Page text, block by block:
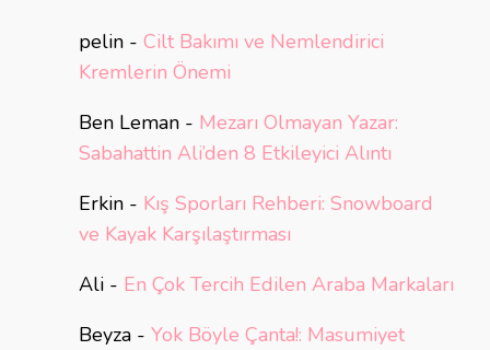
pelin - Cilt Bakımı ve Nemlendirici
Kremlerin Önemi
Ben Leman - Mezarı Olmayan Yazar:
Sabahattin Ali’den 8 Etkileyici Alıntı
Erkin - Kış Sporları Rehberi: Snowboard
ve Kayak Karşılaştırması
Ali - En Çok Tercih Edilen Araba Markaları
Beyza - Yok Böyle Çanta!: Masumiyet